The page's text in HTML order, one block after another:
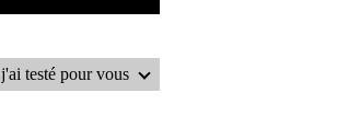
j'ai testé pour vous